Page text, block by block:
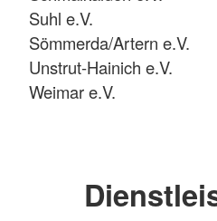
Suhl e.V.
Sömmerda/Artern e.V.
Unstrut-Hainich e.V.
Weimar e.V.